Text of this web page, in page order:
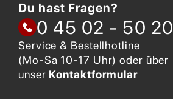
Du hast Fragen?
0 45 02 - 50 20
Service & Bestellhotline
(Mo-Sa 10-17 Uhr) oder über
unser Kontaktformular